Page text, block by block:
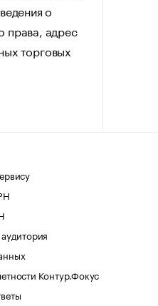
о
права, адрес
торговых
Контур.Фокус